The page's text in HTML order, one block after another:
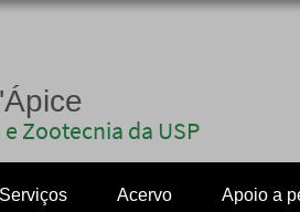
Zootecnia da USP
Serviços Acervo Apoio a